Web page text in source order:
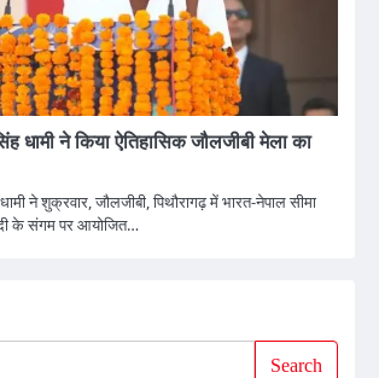
धामी ने किया ऐतिहासिक जौलजीबी मेला का
ने शुक्रवार, जौलजीबी, पिथौरागढ़ में भारत-नेपाल सीमा
के संगम पर आयोजित…
Search